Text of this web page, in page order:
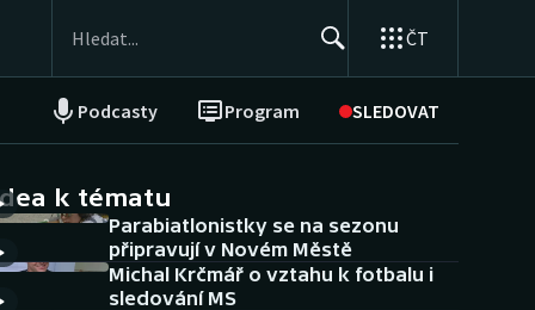
ČT
Podcasty Program SLEDOVAT
NEPŘEHLÉDNĚTE
Historické návraty
Aplikace ČT sport
k tématu
Parabiatlonistky se na sezonu
připravují v Novém Městě
Michal Krčmář o vztahu k fotbalu i
sledování MS